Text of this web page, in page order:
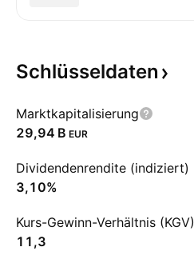
Schlüsseldaten
Marktkapitalisierung
‪29,94 B‬ EUR
Dividendenrendite (indiziert)
3,10%
Kurs-Gewinn-Verhältnis (KGV)
11,3